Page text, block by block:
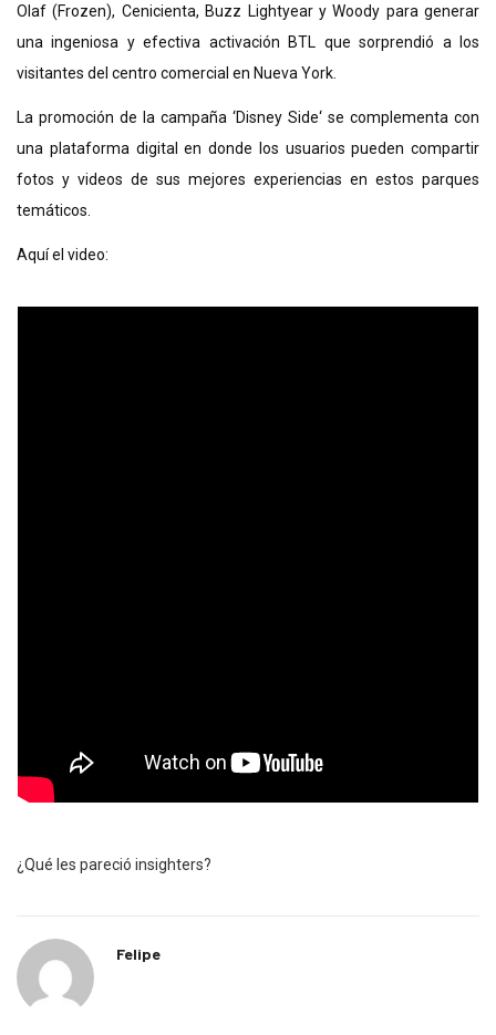
Olaf (Frozen), Cenicienta, Buzz Lightyear y Woody para generar
una ingeniosa y efectiva activación BTL que sorprendió a los
visitantes del centro comercial en Nueva York.
La promoción de la campaña ‘Disney Side‘ se complementa con
una plataforma digital en donde los usuarios pueden compartir
fotos y videos de sus mejores experiencias en estos parques
temáticos.
Aquí el video:
¿Qué les pareció insighters?
Felipe